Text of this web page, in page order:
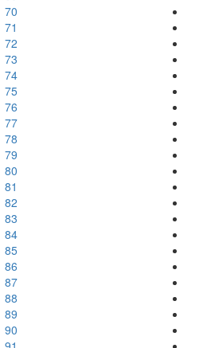
70
71
72
73
74
75
76
77
78
79
80
81
82
83
84
85
86
87
88
89
90